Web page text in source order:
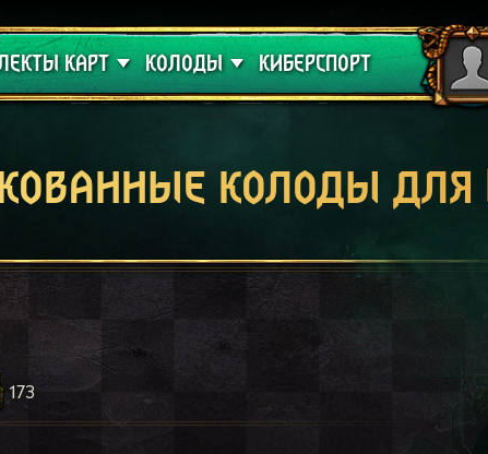
КАРТ КОЛОДЫ
Гайды
КИБЕРСПОРТ
колоды для
173